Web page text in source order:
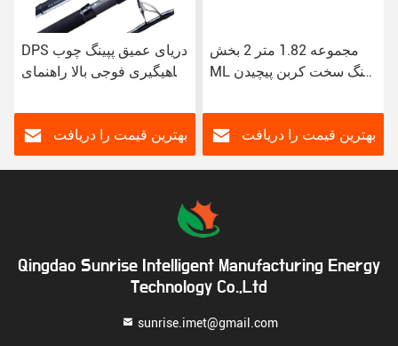
DPS دریای عمیق پپینگ چوب
ماهیگیری فوجی بالا راهنمای
بهترین قیمت را دریافت
مجموعه 1.82 متر 2 بخش
ML سنگ سخت کربن پیچیدن
بهترین قیمت را دریافت
Qingdao Sunrise Intelligent Manufacturing Energy
Technology Co.,Ltd
sunrise.imet@gmail.com